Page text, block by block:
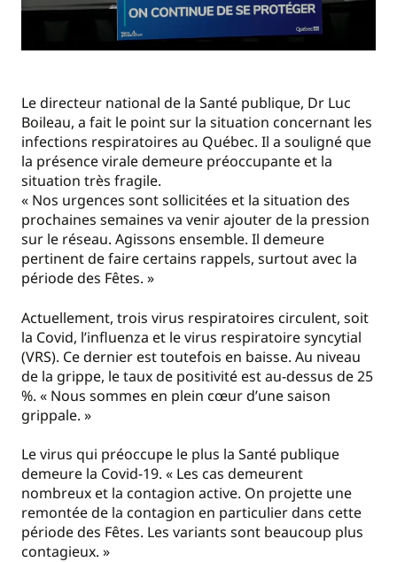
Le directeur national de la Santé publique, Dr Luc
Boileau, a fait le point sur la situation concernant les
infections respiratoires au Québec. Il a souligné que
la présence virale demeure préoccupante et la
situation très fragile.
« Nos urgences sont sollicitées et la situation des
prochaines semaines va venir ajouter de la pression
sur le réseau. Agissons ensemble. Il demeure
pertinent de faire certains rappels, surtout avec la
période des Fêtes. »
Actuellement, trois virus respiratoires circulent, soit
la Covid, l’influenza et le virus respiratoire syncytial
(VRS). Ce dernier est toutefois en baisse. Au niveau
de la grippe, le taux de positivité est au-dessus de 25
%. « Nous sommes en plein cœur d’une saison
grippale. »
Le virus qui préoccupe le plus la Santé publique
demeure la Covid-19. « Les cas demeurent
nombreux et la contagion active. On projette une
remontée de la contagion en particulier dans cette
période des Fêtes. Les variants sont beaucoup plus
contagieux. »